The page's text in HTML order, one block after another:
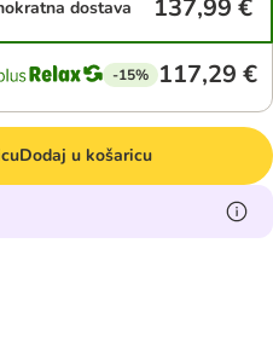
dostava 137,99 €
-15% 117,29 €
Dodaj u košaricu